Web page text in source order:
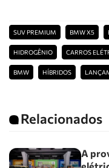
SUV PREMIUM BMW X5
HIDROGÊNIO CARROS
BMW HÍBRIDOS
Relacionados
A